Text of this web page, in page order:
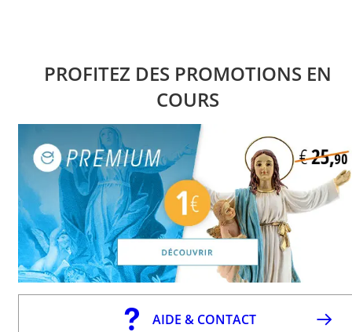
PROFITEZ DES PROMOTIONS EN
COURS
AIDE & CONTACT